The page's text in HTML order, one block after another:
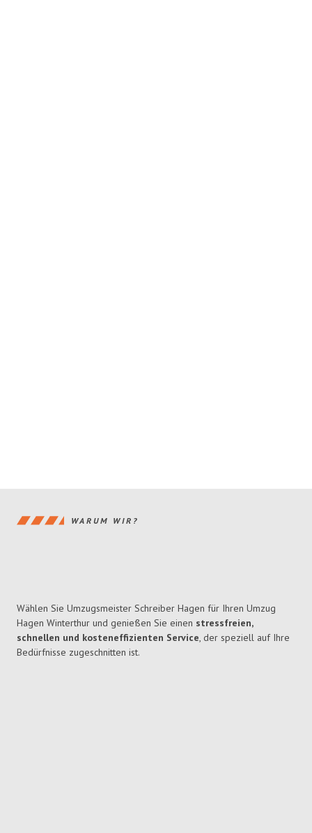
WARUM WIR?
Wählen Sie Umzugsmeister Schreiber Hagen für Ihren Umzug
Hagen Winterthur und genießen Sie einen stressfreien,
schnellen und kosteneffizienten Service, der speziell auf Ihre
Bedürfnisse zugeschnitten ist.